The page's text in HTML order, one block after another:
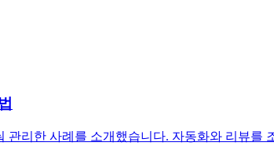
관리한 사례를 소개했습니다. 자동화와 리뷰